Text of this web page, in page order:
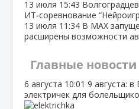
13 июля 15:43
ИТ‑соревнование
13 июля 11:34 В МАХ
расширены возможности
Главные новости
6 августа 10:01 9 августа:
электричек для